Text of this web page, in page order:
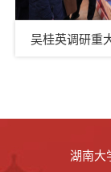
吴桂英调研重
湖南大